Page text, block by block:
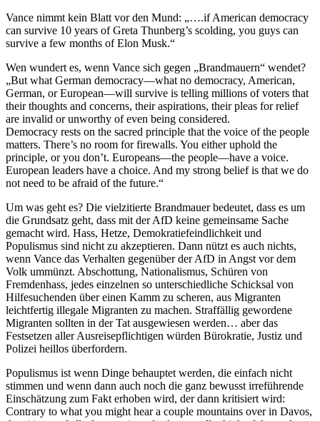
Vance nimmt kein Blatt vor den Mund: „….if American democracy
can survive 10 years of Greta Thunberg’s scolding, you guys can
survive a few months of Elon Musk.“
Wen wundert es, wenn Vance sich gegen „Brandmauern“ wendet?
„But what German democracy—what no democracy, American,
German, or European—will survive is telling millions of voters that
their thoughts and concerns, their aspirations, their pleas for relief
are invalid or unworthy of even being considered.
Democracy rests on the sacred principle that the voice of the people
matters. There’s no room for firewalls. You either uphold the
principle, or you don’t. Europeans—the people—have a voice.
European leaders have a choice. And my strong belief is that we do
not need to be afraid of the future.“
Um was geht es? Die vielzitierte Brandmauer bedeutet, dass es um
die Grundsatz geht, dass mit der AfD keine gemeinsame Sache
gemacht wird. Hass, Hetze, Demokratiefeindlichkeit und
Populismus sind nicht zu akzeptieren. Dann nützt es auch nichts,
wenn Vance das Verhalten gegenüber der AfD in Angst vor dem
Volk ummünzt. Abschottung, Nationalismus, Schüren von
Fremdenhass, jedes einzelnen so unterschiedliche Schicksal von
Hilfesuchenden über einen Kamm zu scheren, aus Migranten
leichtfertig illegale Migranten zu machen. Straffällig gewordene
Migranten sollten in der Tat ausgewiesen werden… aber das
Festsetzen aller Ausreisepflichtigen würden Bürokratie, Justiz und
Polizei heillos überfordern.
Populismus ist wenn Dinge behauptet werden, die einfach nicht
stimmen und wenn dann auch noch die ganz bewusst irreführende
Einschätzung zum Fakt erhoben wird, der dann kritisiert wird:
Contrary to what you might hear a couple mountains over in Davos,